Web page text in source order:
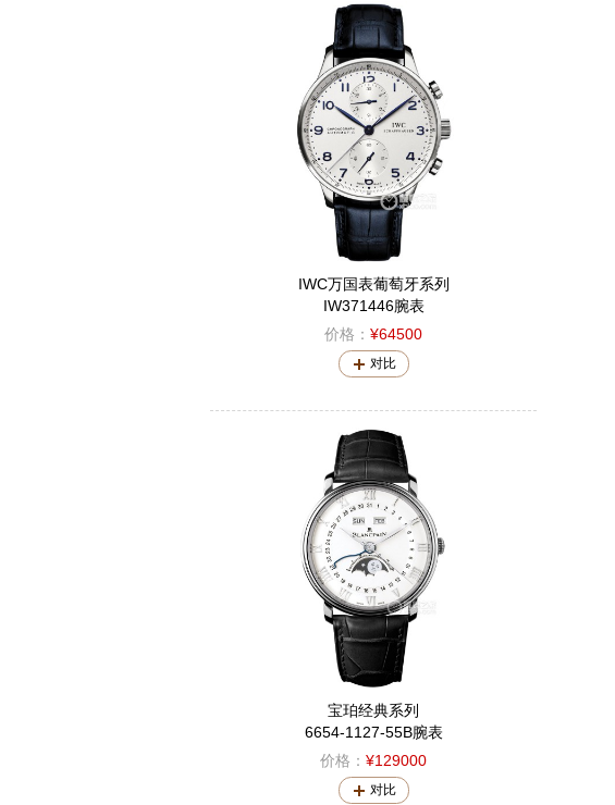
IWC万国表葡萄牙系列
IW371446腕表
价格： ¥64500
对比
宝珀经典系列
6654-1127-55B腕表
价格： ¥129000
对比